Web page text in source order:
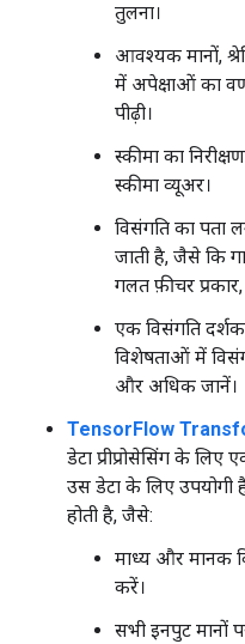
तुलना।
आवश्यक मानों,
में अपेक्षाओं का
पीढ़ी।
स्कीमा का
स्कीमा व्यूअर।
विसंगति का पता
जाती है, जैसे कि
गलत फ़ीचर
एक विसंगति
विशेषताओं में
और अधिक जानें।
TensorFlow
डेटा प्रीप्रोसेसिंग के लिए
उस डेटा के लिए
होती है, जैसे:
माध्य और मानक
करें।
सभी इनपुट मानों